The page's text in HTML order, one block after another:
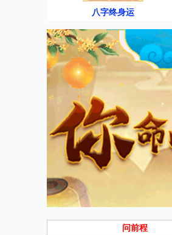
八字终身运
问前程